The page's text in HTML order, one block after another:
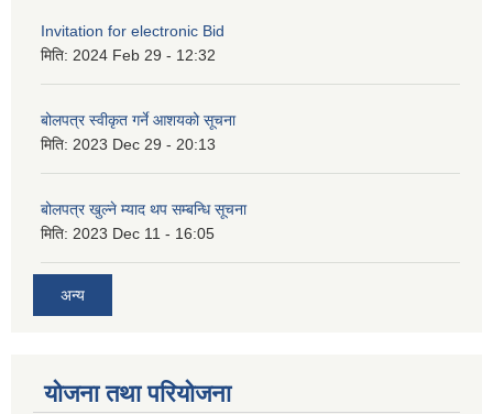
Invitation for electronic Bid
मिति: 2024 Feb 29 - 12:32
बोलपत्र स्वीकृत गर्ने आशयको सूचना
मिति: 2023 Dec 29 - 20:13
बोलपत्र खुल्ने म्याद थप सम्बन्धि सूचना
मिति: 2023 Dec 11 - 16:05
अन्य
योजना तथा परियोजना